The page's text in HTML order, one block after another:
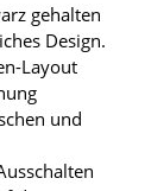
gehalten
Design.
Layout
und